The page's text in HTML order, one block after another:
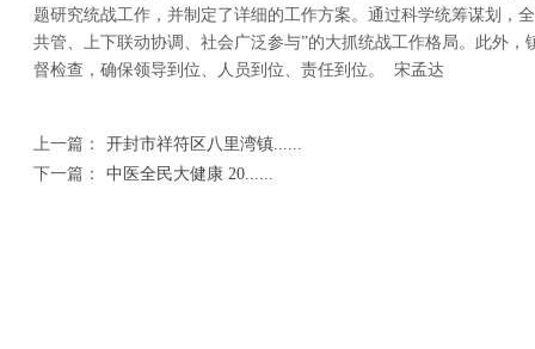
题研究统战工作，并制定了详细的工作方案。通过科学统筹谋划，
共管、上下联动协调、社会广泛参与”的大抓统战工作格局。此外，
督检查，确保领导到位、人员到位、责任到位。 宋孟达
上一篇：
开封市祥符区八里湾镇......
下一篇：
中医全民大健康 20......